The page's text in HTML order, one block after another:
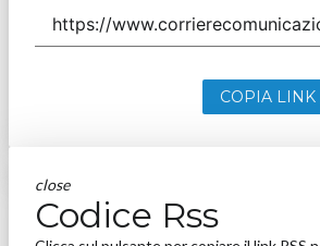
COPIA LINK
close
Codice Rss